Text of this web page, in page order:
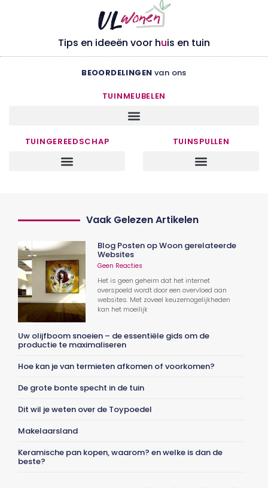
Tips en ideeën voor huis en tuin
BEOORDELINGEN van ons
TUINMEUBELEN
TUINGEREEDSCHAP TUINSPULLEN
Vaak Gelezen Artikelen
Blog Posten op Woon gerelateerde
Websites
Geen Reacties
Het is geen geheim dat het internet
overspoeld wordt door een overvloed aan
websites. Met zoveel keuzemogelijkheden
kan het moeilijk
Uw olijfboom snoeien – de essentiële gids om de
productie te maximaliseren
Hoe kan je van termieten afkomen of voorkomen?
De grote bonte specht in de tuin
Dit wil je weten over de Toypoedel
Makelaarsland
Keramische pan kopen, waarom? en welke is dan de
beste?